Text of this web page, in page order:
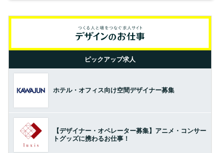
ピックアップ求人
ホテル・オフィス向け空間デザイナー募集
【デザイナー・オペレーター募集】アニメ・コンサー
トグッズに携わるお仕事！